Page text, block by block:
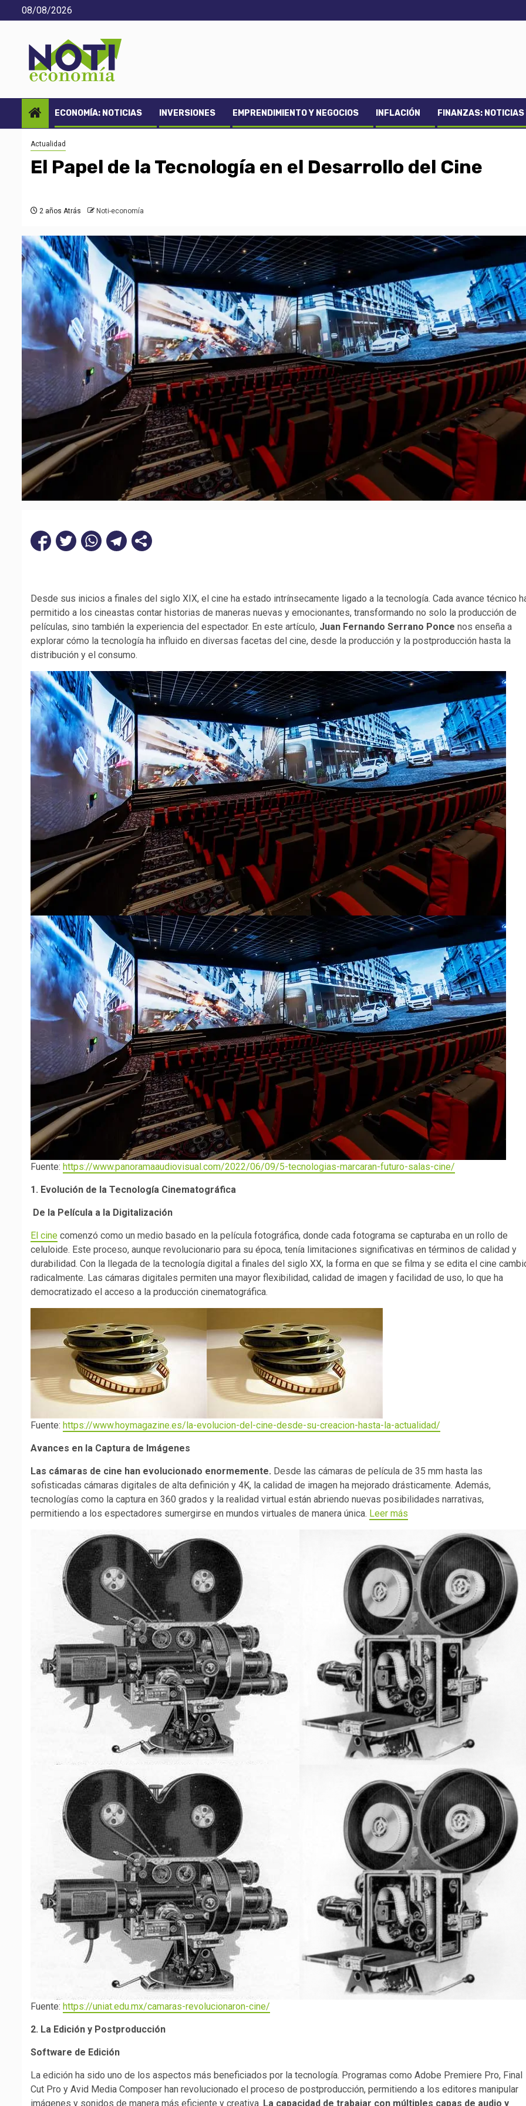
Saltar
al
08/08/2026
ECONOMÍA: NOTICIAS INVERSIONES EMPRENDIMIENTO Y NEGOCIOS INFLACIÓN FINANZAS:
Actualidad
El Papel de la Tecnología en el Desarrollo del Cine
2 años Atrás Noti-economía
Desde sus inicios a finales del siglo XIX, el cine ha estado intrínsecamente ligado a la tecnología. Cada avance técnico
permitido a los cineastas contar historias de maneras nuevas y emocionantes, transformando no solo la producción de
películas, sino también la experiencia del espectador. En este artículo, Juan Fernando Serrano Ponce nos enseña a
explorar cómo la tecnología ha influido en diversas facetas del cine, desde la producción y la postproducción hasta la
distribución y el consumo.
Fuente: https://www.panoramaaudiovisual.com/2022/06/09/5-tecnologias-marcaran-futuro-salas-cine/
1. Evolución de la Tecnología Cinematográfica
De la Película a la Digitalización
El cine comenzó como un medio basado en la película fotográfica, donde cada fotograma se capturaba en un rollo de
celuloide. Este proceso, aunque revolucionario para su época, tenía limitaciones significativas en términos de calidad y
durabilidad. Con la llegada de la tecnología digital a finales del siglo XX, la forma en que se filma y se edita el cine
radicalmente. Las cámaras digitales permiten una mayor flexibilidad, calidad de imagen y facilidad de uso, lo que ha
democratizado el acceso a la producción cinematográfica.
Fuente: https://www.hoymagazine.es/la-evolucion-del-cine-desde-su-creacion-hasta-la-actualidad/
Avances en la Captura de Imágenes
Las cámaras de cine han evolucionado enormemente. Desde las cámaras de película de 35 mm hasta las
sofisticadas cámaras digitales de alta definición y 4K, la calidad de imagen ha mejorado drásticamente. Además,
tecnologías como la captura en 360 grados y la realidad virtual están abriendo nuevas posibilidades narrativas,
permitiendo a los espectadores sumergirse en mundos virtuales de manera única. Leer más
Fuente: https://uniat.edu.mx/camaras-revolucionaron-cine/
2. La Edición y Postproducción
Software de Edición
La edición ha sido uno de los aspectos más beneficiados por la tecnología. Programas como Adobe Premiere Pro, Final
Cut Pro y Avid Media Composer han revolucionado el proceso de postproducción, permitiendo a los editores manipular
imágenes y sonidos de manera más eficiente y creativa. La capacidad de trabajar con múltiples capas de audio y